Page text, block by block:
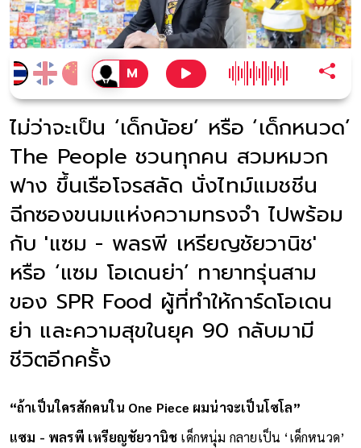
ไม่ว่าจะเป็น ‘เด็กน้อย’ หรือ ‘เด็กหนวด’
The People ชวนทุกคน สวมหมวก
ฟาง ขึ้นเรือโจรสลัด นั่งไทม์แมชชีน
ฉีกซองขนมแห่งความทรงจำ ไปพร้อม
กับ 'แซม - พลรพี เหรียญชัยวานิช'
หรือ ‘แซม โอเดนย่า’ ทายาทรุ่นสาม
ของ SPR Food ผู้ที่ทำให้การ์ดโอเดน
ย่า และความสุขในยุค 90 กลับมามี
ชีวิตอีกครั้ง
“ถ้าเป็นใครสักคนใน One Piece ผมน่าจะเป็นโซโล”
แซม - พลรพี เหรียญชัยวานิช เด็กหนุ่ม กลายเป็น ‘เด็กหนวด’